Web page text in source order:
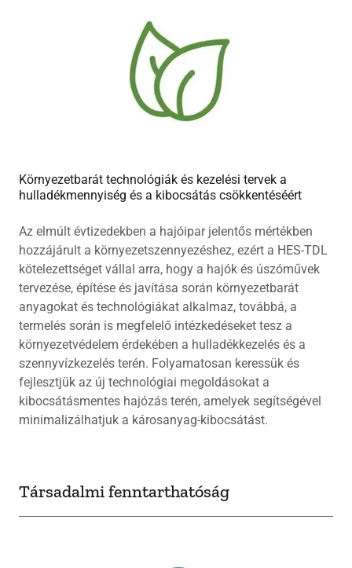
Környezetbarát technológiák és kezelési tervek a
hulladékmennyiség és a kibocsátás csökkentéséért
Az elmúlt évtizedekben a hajóipar jelentős mértékben
hozzájárult a környezetszennyezéshez, ezért a HES-TDL
kötelezettséget vállal arra, hogy a hajók és úszóművek
tervezése, építése és javítása során környezetbarát
anyagokat és technológiákat alkalmaz, továbbá, a
termelés során is megfelelő intézkedéseket tesz a
környezetvédelem érdekében a hulladékkezelés és a
szennyvízkezelés terén. Folyamatosan keressük és
fejlesztjük az új technológiai megoldásokat a
kibocsátásmentes hajózás terén, amelyek segítségével
minimalizálhatjuk a károsanyag-kibocsátást.
Társadalmi fenntarthatóság